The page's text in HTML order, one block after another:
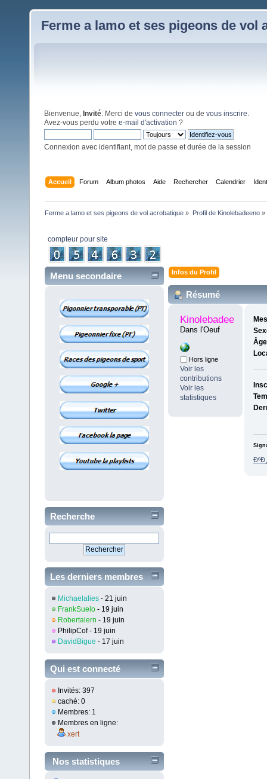
Ferme a lamo et ses pigeons de vol
Bienvenue, Invité . Merci de vous connecter ou de vous inscrire
Avez-vous perdu votre e-mail d'activation ?
Connexion avec identifiant, mot de passe et durée de la session
Accueil Forum Album photos Aide Rechercher Calendrier
Ferme a lamo et ses pigeons de vol acrobatique » Profil de Kinolebadeeno»
compteur pour site
Menu secondaire
Recherche
Les derniers membres
inscrit
Michaelalies - 21 juin
FrankSuelo - 19 juin
Robertalern - 19 juin
PhilipCof- 19 juin
DavidBigue - 17 juin
Qui est connecté
Invités: 397
caché: 0
Membres: 1
Membres en ligne:
xert
Nos statistiques
Infos du Profil
Résumé
Kinolebadeeno
Dans l'Oeuf
Hors ligne
Voir les
contributions
Voir les
statistiques